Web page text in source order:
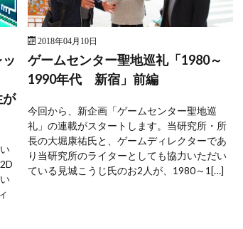
が
2018年04月10日
ゲームセンター聖地巡礼「1980～
1990年代 新宿」前編
今回から、新企画「ゲームセンター聖地巡
礼」の連載がスタートします。当研究所・所
長の大堀康祐氏と、ゲームディレクターであ
り当研究所のライターとしても協力いただい
ている見城こうじ氏のお2人が、1980～1[…]